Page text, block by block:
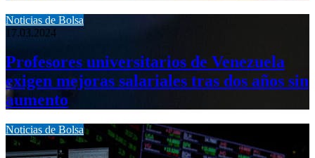
Noticias de Bolsa
17.03.2024
Profesores universitarios de Venezuela
exigen mejoras salariales tras dos años sin
aumento
Noticias de Bolsa
17.03.2024